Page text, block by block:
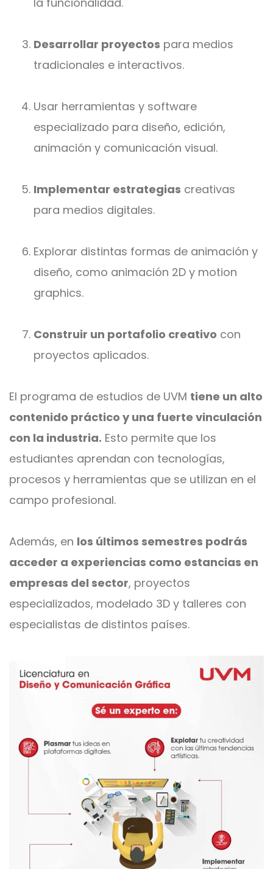
Desarrollar proyectos para medios
tradicionales e interactivos.
Usar herramientas y software
especializado para diseño, edición,
animación y comunicación visual.
Implementar estrategias creativas
para medios digitales.
Explorar distintas formas de animación y
diseño, como animación 2D y motion
graphics.
Construir un portafolio creativo con
proyectos aplicados.
El programa de estudios de UVM tiene un alto
contenido práctico y una fuerte vinculación
con la industria. Esto permite que los
estudiantes aprendan con tecnologías,
procesos y herramientas que se utilizan en el
campo profesional.
Además, en los últimos semestres podrás
acceder a experiencias como estancias en
empresas del sector, proyectos
especializados, modelado 3D y talleres con
especialistas de distintos países.